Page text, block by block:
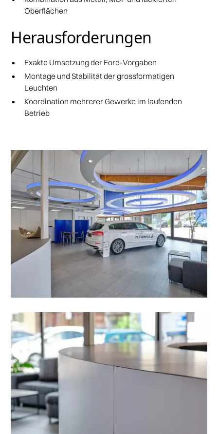
Oberflächen
Herausforderungen
Exakte Umsetzung der Ford-Vorgaben
Montage und Stabilität der grossformatigen
Leuchten
Koordination mehrerer Gewerke im laufenden
Betrieb